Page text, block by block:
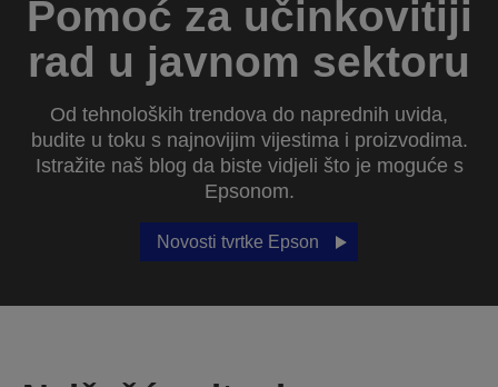
Pomoć za učinkovitiji
rad u javnom sektoru
Od tehnoloških trendova do naprednih uvida,
budite u toku s najnovijim vijestima i proizvodima.
Istražite naš blog da biste vidjeli što je moguće s
Epsonom.
Novosti tvrtke Epson